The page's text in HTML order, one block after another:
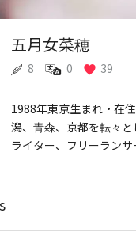
五月女菜穂
8 0 39
1988年東京生まれ・在
潟、青森、京都を転々
ライター、フリーランサ